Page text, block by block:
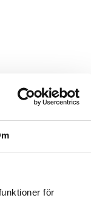
för